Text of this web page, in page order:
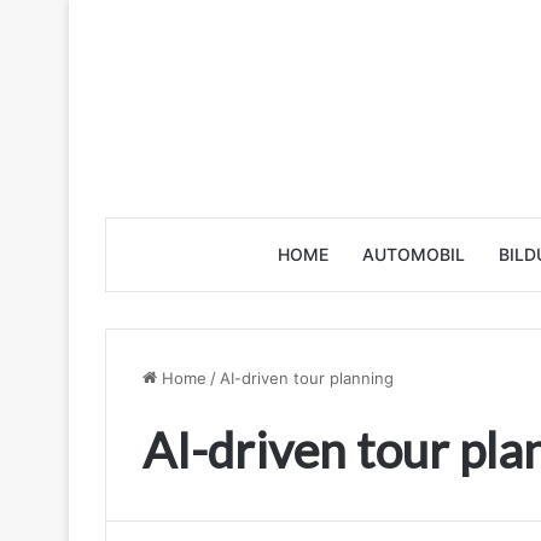
HOME AUTOMOBIL
Home / AI-driven tour planning
AI-driven tour